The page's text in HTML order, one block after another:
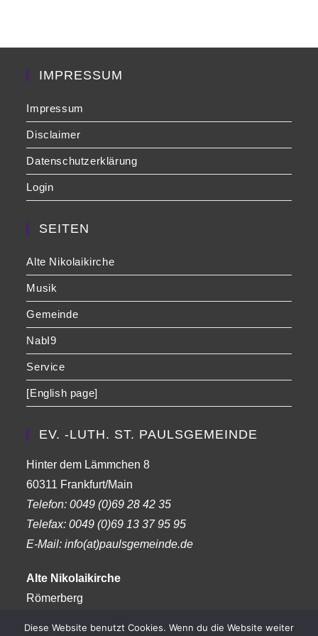
IMPRESSUM
Impressum
Disclaimer
Datenschutzerklärung
Login
SEITEN
Alte Nikolaikirche
Musik
Gemeinde
NabI9
Service
[English page]
EV. -LUTH. ST. PAULSGEMEINDE
Hinter dem Lämmchen 8
60311 Frankfurt/Main
Telefon:0049 (0)69 28 42 35
Telefax:0049 (0)69 13 37 95 95
E-Mail: info(at)paulsgemeinde.de
Alte Nikolaikirche
Römerberg
Diese Website benutzt Cookies. Wenn du die Website weiter